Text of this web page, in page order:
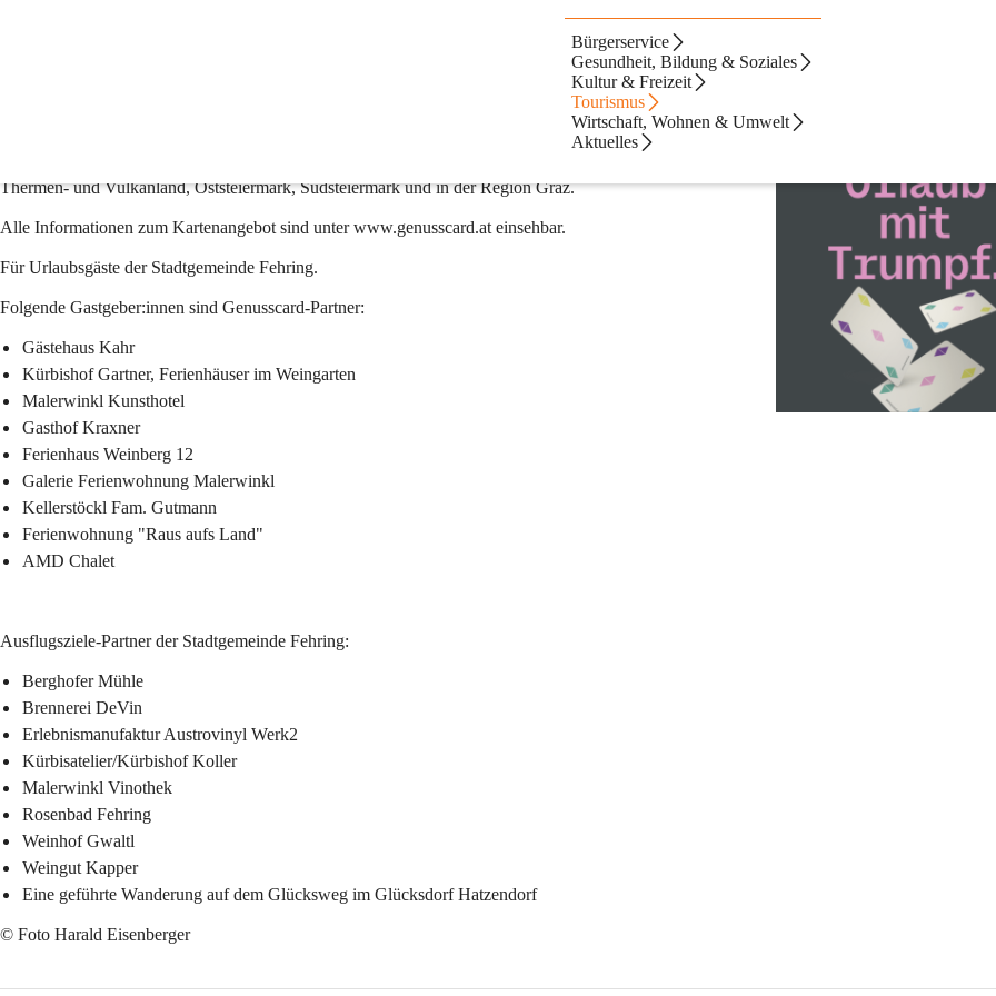
Bürgerservice
Gesundheit, Bildung & Soziales
Kultur & Freizeit
Tourismus
Wirtschaft, Wohnen & Umwelt
Aktuelles
Genusscard 2026 - Das ganze Jahr 280 Ausflugsziele kostenlos erleben
Thermen- und Vulkanland, Oststeiermark, Südsteiermark und in der Region Graz.
Alle Informationen zum Kartenangebot sind unter www.genusscard.at einsehbar.
Für Urlaubsgäste der Stadtgemeinde Fehring.
Folgende Gastgeber:innen sind Genusscard-Partner:
Gästehaus Kahr
Kürbishof Gartner, Ferienhäuser im Weingarten
Malerwinkl Kunsthotel
Gasthof Kraxner
Ferienhaus Weinberg 12
Galerie Ferienwohnung Malerwinkl
Kellerstöckl Fam. Gutmann
Ferienwohnung "Raus aufs Land"
AMD Chalet
Ausflugsziele-Partner der Stadtgemeinde Fehring:
Berghofer Mühle
Brennerei DeVin
Erlebnismanufaktur Austrovinyl Werk2
Kürbisatelier/Kürbishof Koller
Malerwinkl Vinothek
Rosenbad Fehring
Weinhof Gwaltl
Weingut Kapper
Eine geführte Wanderung auf dem Glücksweg im Glücksdorf Hatzendorf
© Foto Harald Eisenberger